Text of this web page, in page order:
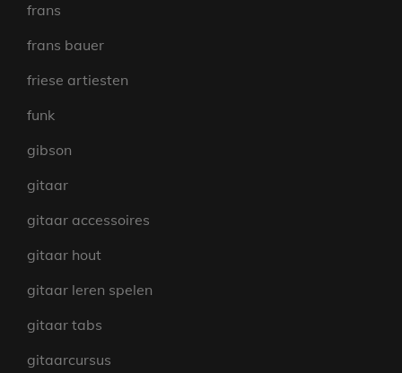
frans
frans bauer
friese artiesten
funk
gibson
gitaar
gitaar accessoires
gitaar hout
gitaar leren spelen
gitaar tabs
gitaarcursus